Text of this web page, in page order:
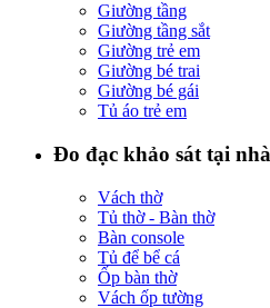
Giường tầng
Giường tầng sắt
Giường trẻ em
Giường bé trai
Giường bé gái
Tủ áo trẻ em
Đo đạc khảo sát tại nhà
Vách thờ
Tủ thờ - Bàn thờ
Bàn console
Tủ để bể cá
Ốp bàn thờ
Vách ốp tường